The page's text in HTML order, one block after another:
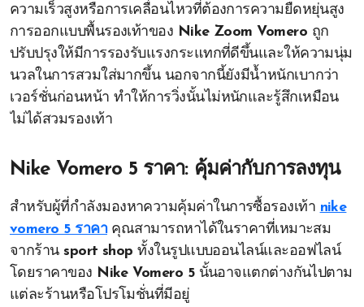
ความเร็วสูงหรือการเคลื่อนไหวที่ต้องการความยืดหยุ่นสูง
การออกแบบพื้นรองเท้าของ Nike Zoom Vomero ถูก
ปรับปรุงให้มีการรองรับแรงกระแทกที่ดีขึ้นและให้ความนุ่ม
นวลในการสวมใส่มากขึ้น นอกจากนี้ยังมีน้ำหนักเบากว่า
เวอร์ชั่นก่อนหน้า ทำให้การวิ่งนั้นไม่หนักและรู้สึกเหมือน
ไม่ได้สวมรองเท้า
Nike Vomero 5 ราคา: คุ้มค่ากับการลงทุน
สำหรับผู้ที่กำลังมองหาความคุ้มค่าในการซื้อรองเท้า nike
vomero 5 ราคาคุณสามารถหาได้ในราคาที่เหมาะสม
จากร้านsport shop ทั้งในรูปแบบออนไลน์และออฟไลน์
โดยราคาของ Nike Vomero 5นั้นอาจแตกต่างกันไปตาม
แต่ละร้านหรือโปรโมชั่นที่มีอยู่